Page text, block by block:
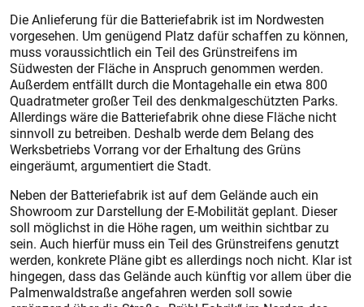
Die Anlieferung für die Batteriefabrik ist im Nordwesten
vorgesehen. Um genügend Platz dafür schaffen zu können,
muss voraussichtlich ein Teil des Grünstreifens im
Südwesten der Fläche in Anspruch genommen werden.
Außerdem entfällt durch die Montagehalle ein etwa 800
Quadratmeter großer Teil des denkmalgeschützten Parks.
Allerdings wäre die Batteriefabrik ohne diese Fläche nicht
sinnvoll zu betreiben. Deshalb werde dem Belang des
Werksbetriebs Vorrang vor der Erhaltung des Grüns
eingeräumt, argumentiert die Stadt.
Neben der Batteriefabrik ist auf dem Gelände auch ein
Showroom zur Darstellung der E-Mobilität geplant. Dieser
soll möglichst in die Höhe ragen, um weithin sichtbar zu
sein. Auch hierfür muss ein Teil des Grünstreifens genutzt
werden, konkrete Pläne gibt es allerdings noch nicht. Klar ist
hingegen, dass das Gelände auch künftig vor allem über die
Palmenwaldstraße angefahren werden soll sowie